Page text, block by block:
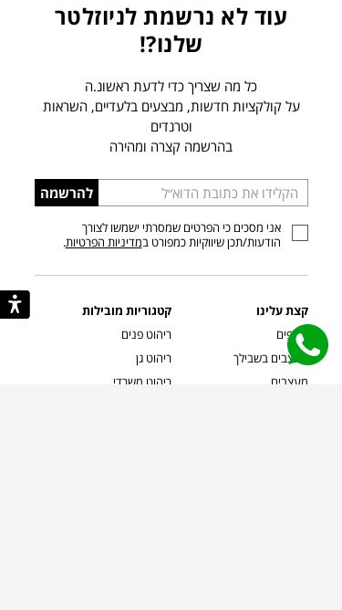
עוד לא נרשמת לניוזלטר
שלנו?!
כל מה שצריך כדי לדעת ראשונ.ה
על קולקציות חדשות, מבצעים בלעדיים, השראות
וטרנדים
בהרשמה קצרה ומהירה
הכניסו
כתובת
דוא”ל
להרשמה
אני מסכים כי הפרטים שמסרתי ישמשו לצורך
הודעות/תכן שיווקיות כמפורט במדיניות הפרטיות.
קצת עלינו
סניפים
מעצבים בשבילך
מעצבים
קטגוריות מובילות
ריהוט פנים
ריהוט גן
ריהוט משרדי